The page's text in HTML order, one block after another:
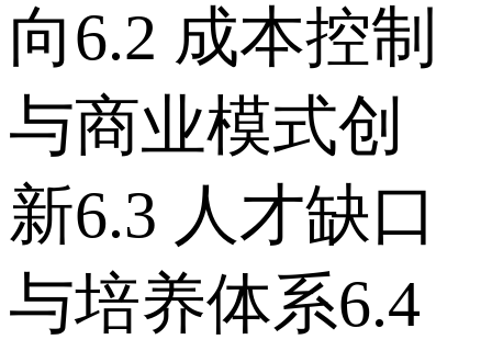
向 6.2 成本控制
与商业模式创
新 6.3 人才缺口
与培养体系 6.4